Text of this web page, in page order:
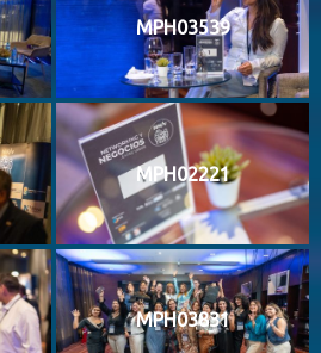
MPH03539
MPH02221
MPH03831